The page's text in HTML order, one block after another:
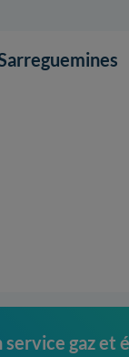
service gaz et